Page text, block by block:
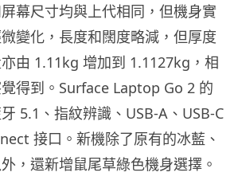
幕尺寸均與上代相同，但機身實
變化，長度和闊度略減，但厚度
由 1.11kg 增加到 1.1127kg，相
得到。Surface Laptop Go 2 的
5.1、指紋辨識、USB-A、USB-C
接口。新機除了原有的冰藍、
，還新增鼠尾草綠色機身選擇。